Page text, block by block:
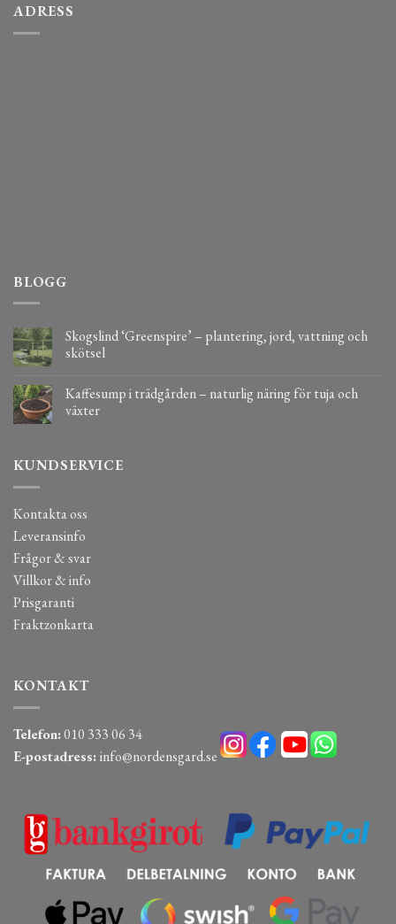
ADRESS
BLOGG
Skogslind ‘Greenspire’ – plantering, jord, vattning och
skötsel
Kaffesump i trädgården – naturlig näring för tuja och
växter
KUNDSERVICE
Kontakta oss
Leveransinfo
Frågor & svar
Villkor & info
Prisgaranti
Fraktzonkarta
KONTAKT
Telefon:010 333 06 34
E-postadress: info@nordensgard.se